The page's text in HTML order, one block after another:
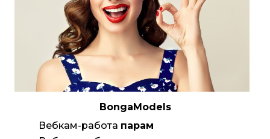
BongaModels
Вебкам-работа парам